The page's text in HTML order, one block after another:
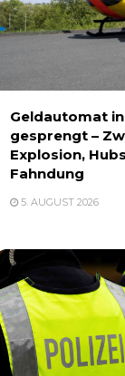
Geldautomat
gesprengt –
Explosion,
Fahndung
5. AUGUST 2026